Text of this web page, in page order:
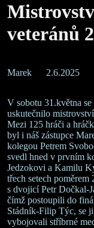
veteránů
Marek 2.6.2025
V sobotu 31.května
uskutečnilo
Mezi 125 hráči a
byl i náš zástupce
kolegou Petrem
svedl hned v prvním
Jedzokovi a Kamilu
třech setech
s dvojicí Petr Dočkal-
čímž postoupili do
Stádník-Filip Týc, se
vybojovali stříbrné